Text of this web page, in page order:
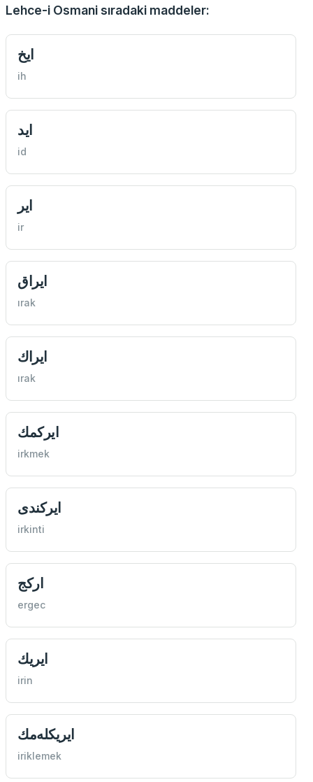
Lehce-i Osmani sıradaki maddeler:
ايخ
ih
ايد
id
اير
ir
ايراق
ırak
ايراك
ırak
ايركمك
irkmek
ايركندی
irkinti
اركج
ergec
ايريك
irin
ايريكله‌مك
iriklemek